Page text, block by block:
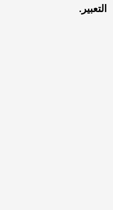
التعبير.